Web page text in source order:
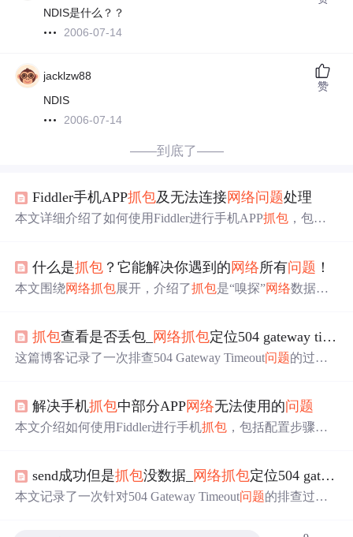
NDIS是什么？？
2006-07-14
jacklzw88
NDIS
2006-07-14
赞
——到底了——
Fiddler手机APP抓包及无法连接网络问题处理
本文详细介绍了如何使用Fiddler进行手机APP抓包 ，包括
什么是抓包 ？它能解决你遇到的 网络所有问题 ！
本文围绕网络抓包展开，介绍了抓包是“嗅探”网络数据包
使用，还分享抓包案例及 抓包权限、隐私等小贴士。
抓包查看是否丢包_ 网络抓包定位504 gateway timeout
这篇博客记录了一次排查504 Gateway Timeout问题的过
最终定位到路由设备故障导致的报文丢失问题。
解决手机抓包中部分APP网络无法使用的问题
本文介绍如何使用Fiddler进行手机抓包 ，包括配置步骤与
的解决方法。
send成功但是抓包没数据_ 网络抓包定位504 gateway timeout
本文记录了一次针对504 Gateway Timeout问题的排查过